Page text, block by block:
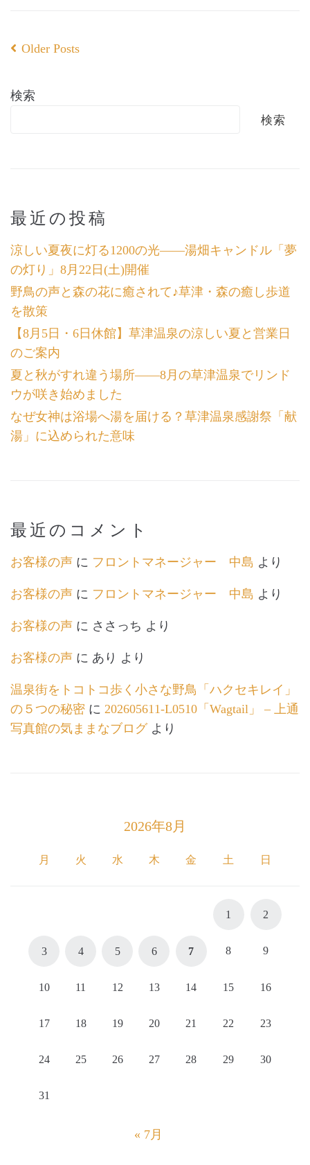
Older Posts
検索
検索
最近の投稿
涼しい夏夜に灯る1200の光――湯畑キャンドル「夢
の灯り」8月22日(土)開催
野鳥の声と森の花に癒されて♪草津・森の癒し歩道
を散策
【8月5日・6日休館】草津温泉の涼しい夏と営業日
のご案内
夏と秋がすれ違う場所――8月の草津温泉でリンド
ウが咲き始めました
なぜ女神は浴場へ湯を届ける？草津温泉感謝祭「献
湯」に込められた意味
最近のコメント
お客様の声 に フロントマネージャー 中島 より
お客様の声 に フロントマネージャー 中島 より
お客様の声 に ささっち より
お客様の声 に あり より
温泉街をトコトコ歩く小さな野鳥「ハクセキレイ」
の５つの秘密 に 202605611-L0510「Wagtail」 – 上通
写真館の気ままなブログより
2026年8月
月 火 水 木 金 土 日
1 2
3 4 5 6 7 8 9
10 11 12 13 14 15 16
17 18 19 20 21 22 23
24 25 26 27 28 29 30
31
« 7月